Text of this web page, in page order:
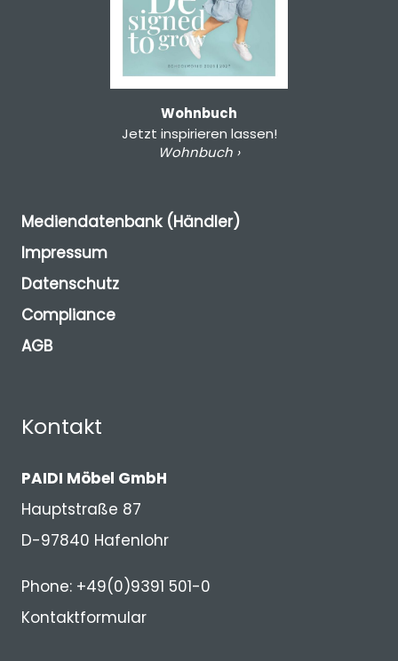
Wohnbuch
Jetzt inspirieren lassen!
Wohnbuch ›
Mediendatenbank (Händler)
Impressum
Datenschutz
Compliance
AGB
Kontakt
PAIDI Möbel GmbH
Hauptstraße 87
D-97840 Hafenlohr
Phone: +49(0)9391 501-0
Kontaktformular